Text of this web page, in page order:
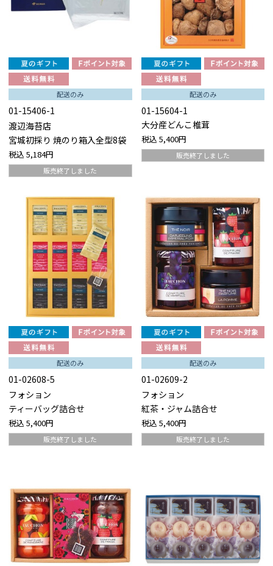
配送のみ
01-15406-1
渡辺海苔店
宮城初採り 焼のり箱入全型8袋
税込 5,184円
販売終了しました
配送のみ
01-15604-1
大分産どんこ椎茸
税込 5,400円
販売終了しました
配送のみ
01-02608-5
フォション
ティーバッグ詰合せ
税込 5,400円
販売終了しました
配送のみ
01-02609-2
フォション
紅茶・ジャム詰合せ
税込 5,400円
販売終了しました